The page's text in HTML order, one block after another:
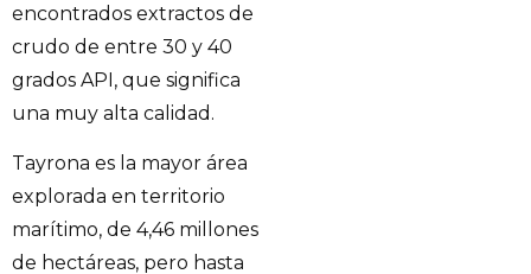
encontrados extractos de
crudo de entre 30 y 40
grados API, que significa
una muy alta calidad.
Tayrona es la mayor área
explorada en territorio
marítimo, de 4,46 millones
de hectáreas, pero hasta